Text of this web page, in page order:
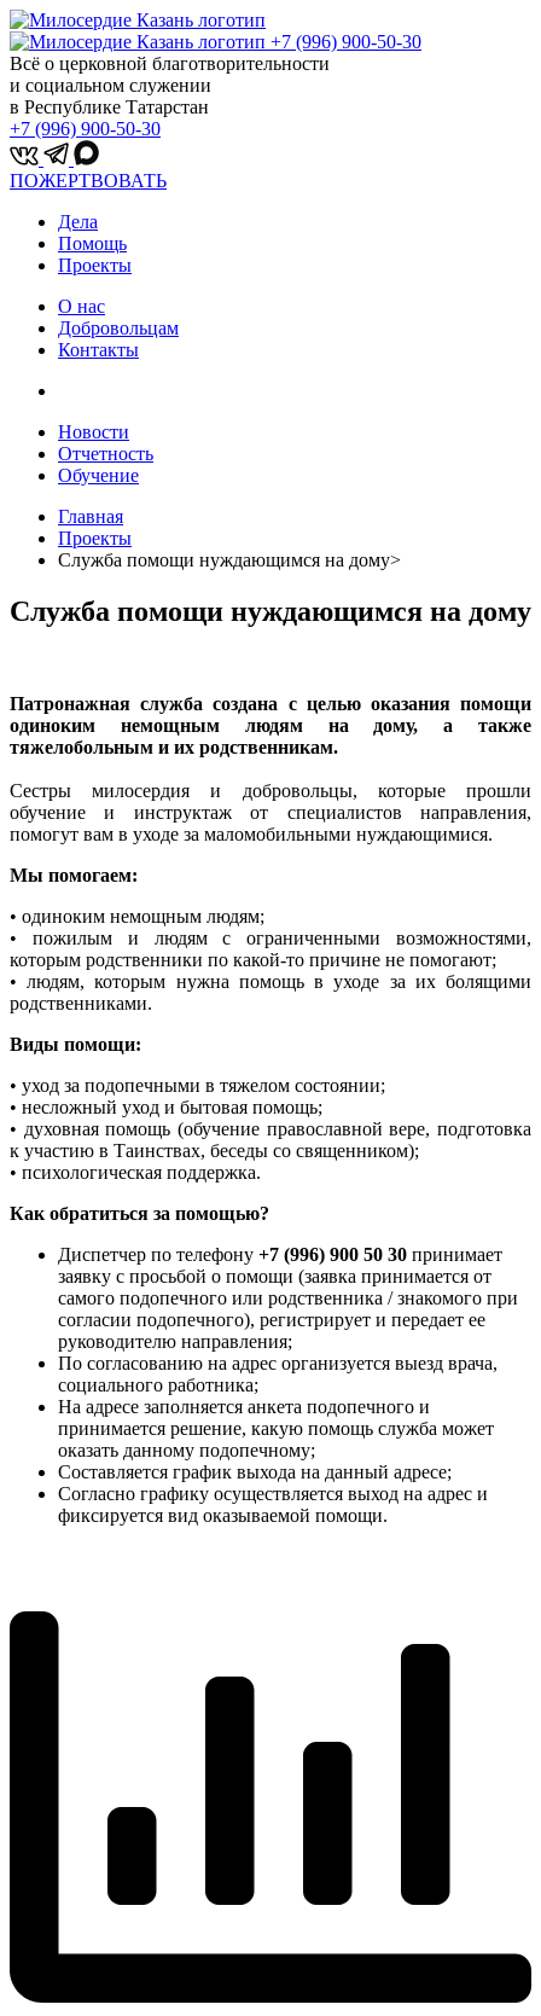
+7 (996) 900-50-30
Всё о церковной благотворительности
и социальном служении
в Республике Татарстан
+7 (996) 900-50-30
ПОЖЕРТВОВАТЬ
Дела
Помощь
Проекты
О нас
Добровольцам
Контакты
Новости
Отчетность
Обучение
Главная
Проекты
Служба помощи нуждающимся на дому>
Служба помощи нуждающимся на дому
Патронажная служба создана с целью оказания помощи
одиноким немощным людям на дому, а также
тяжелобольным и их родственникам.
Сестры милосердия и добровольцы, которые прошли
обучение и инструктаж от специалистов направления,
помогут вам в уходе за маломобильными нуждающимися.
Мы помогаем:
• одиноким немощным людям;
• пожилым и людям с ограниченными возможностями,
которым родственники по какой-то причине не помогают;
• людям, которым нужна помощь в уходе за их болящими
родственниками.
Виды помощи:
• уход за подопечными в тяжелом состоянии;
• несложный уход и бытовая помощь;
• духовная помощь (обучение православной вере, подготовка
к участию в Таинствах, беседы со священником);
• психологическая поддержка.
Как обратиться за помощью?
Диспетчер по телефону +7 (996) 900 50 30 принимает
заявку с просьбой о помощи (заявка принимается от
самого подопечного или родственника / знакомого при
согласии подопечного), регистрирует и передает ее
руководителю направления;
По согласованию на адрес организуется выезд врача,
социального работника;
На адресе заполняется анкета подопечного и
принимается решение, какую помощь служба может
оказать данному подопечному;
Составляется график выхода на данный адресе;
Согласно графику осуществляется выход на адрес и
фиксируется вид оказываемой помощи.